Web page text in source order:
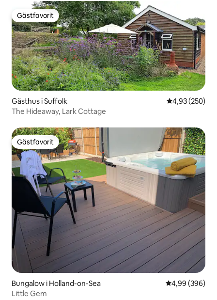
Gästfavorit
Gästfavorit
Gästhus i Suffolk 4,93 av 5 i
4,93 (250)
The Hideaway, Lark Cottage
Gästfavorit
Gästfavorit
Bungalow i Holland-on-Sea 4,99 av 5 i
4,99 (396)
Little Gem